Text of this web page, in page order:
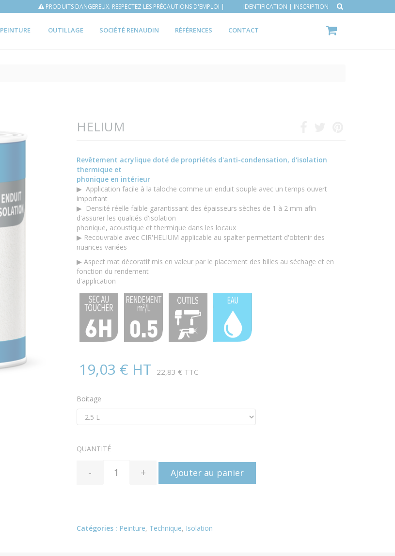
PRODUITS DANGEREUX. RESPECTEZ LES PRÉCAUTIONS D'EMPLOI | IDENTIFICATION | INSCRIPTION
PEINTURE OUTILLAGE SOCIÉTÉ RENAUDIN RÉFÉRENCES CONTACT
HELIUM
Revêtement acrylique doté de propriétés d'anti-condensation, d'isolation
thermique et
phonique en intérieur
▶ Application facile à la taloche comme un enduit souple avec un temps ouvert
important
▶ Densité réelle faible garantissant des épaisseurs sèches de 1 à 2 mm afin
d'assurer les qualités d'isolation
phonique, acoustique et thermique dans les locaux
▶ Recouvrable avec CIR'HELIUM applicable au spalter permettant d'obtenir des
nuances variées
▶ Aspect mat décoratif mis en valeur par le placement des billes au séchage et en
fonction du rendement
d'application
19,03 € HT 22,83 € TTC
Boitage
QUANTITÉ
- + Ajouter au panier
Catégories : Peinture, Technique, Isolation